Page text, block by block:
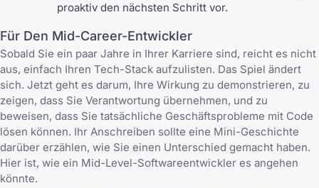
proaktiv den nächsten Schritt vor.
Für Den Mid-Career-Entwickler
Sobald Sie ein paar Jahre in Ihrer Karriere sind, reicht es nicht
aus, einfach Ihren Tech-Stack aufzulisten. Das Spiel ändert
sich. Jetzt geht es darum, Ihre Wirkung zu demonstrieren, zu
zeigen, dass Sie Verantwortung übernehmen, und zu
beweisen, dass Sie tatsächliche Geschäftsprobleme mit Code
lösen können. Ihr Anschreiben sollte eine Mini-Geschichte
darüber erzählen, wie Sie einen Unterschied gemacht haben.
Hier ist, wie ein Mid-Level-Softwareentwickler es angehen
könnte.